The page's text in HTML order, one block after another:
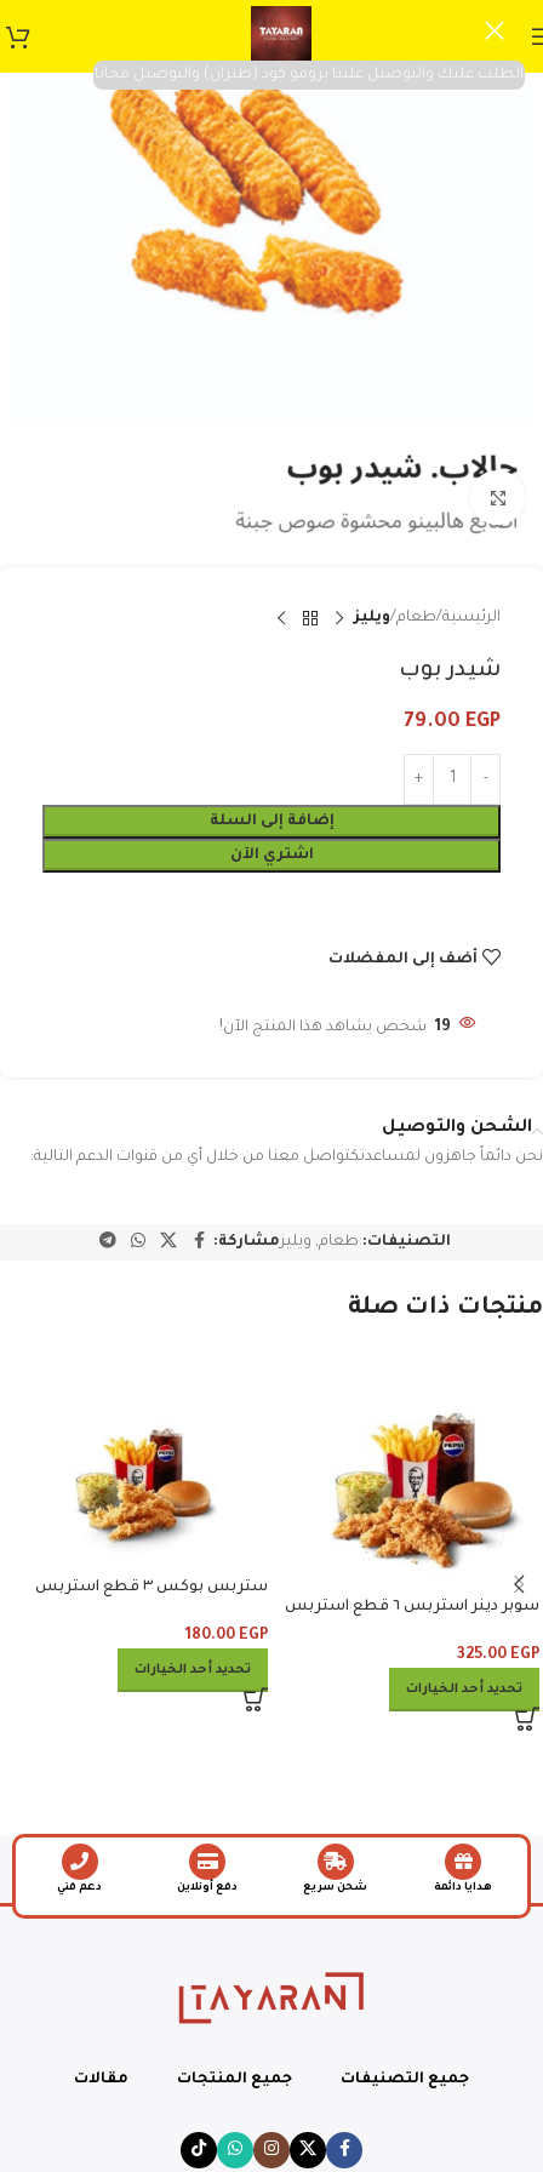
الطلب عليك والتوصيل علينا برومو كود (طيران) والتوصيل مجانا
الرئيسية طعام ويليز
شيدر بوب
79.00 EGP
إضافة إلى السلة
اشتري الآن
أضف إلى المفضلات
19 شخص يشاهد هذا المنتج الآن!
الشحن والتوصيل
نحن دائماً جاهزون لمساعدتكتواصل معنا من خلال أي من قنوات الدعم التالية:
التصنيفات: طعام, ويليزمشاركة:
منتجات ذات صلة
سوبر دينر استربس ٦ قطع استربس
325.00 EGP
تحديد أحد الخيارات
ستربس بوكس ٣ قطع استربس
180.00 EGP
تحديد أحد الخيارات
هدايا دائمة شحن سريع دفع أونلاين دعم فني
جميع التصنيفات جميع المنتجات مقالات